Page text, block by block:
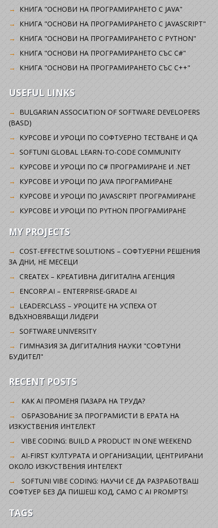
КНИГА "ОСНОВИ НА ПРОГРАМИРАНЕТО С JAVA"
КНИГА "ОСНОВИ НА ПРОГРАМИРАНЕТО С JAVASCRIPT"
КНИГА "ОСНОВИ НА ПРОГРАМИРАНЕТО С PYTHON"
КНИГА "ОСНОВИ НА ПРОГРАМИРАНЕТО СЪС C#"
КНИГА "ОСНОВИ НА ПРОГРАМИРАНЕТО СЪС C++"
USEFUL LINKS
BULGARIAN ASSOCIATION OF SOFTWARE DEVELOPERS
(BASD)
KУРСОВЕ И УРОЦИ ПО СОФТУЕРНО ТЕСТВАНЕ И QA
SOFTUNI GLOBAL LEARN-TO-CODE COMMUNITY
КУРСОВЕ И УРОЦИ ПО C# ПРОГРАМИРАНЕ И .NET
КУРСОВЕ И УРОЦИ ПО JAVA ПРОГРАМИРАНЕ
КУРСОВЕ И УРОЦИ ПО JAVASCRIPT ПРОГРАМИРАНЕ
КУРСОВЕ И УРОЦИ ПО PYTHON ПРОГРАМИРАНЕ
MY PROJECTS
COST-EFFECTIVE SOLUTIONS – СОФТУЕРНИ РЕШЕНИЯ
ЗА ДНИ, НЕ МЕСЕЦИ
CREATEX – КРЕАТИВНА ДИГИТАЛНА АГЕНЦИЯ
ENCORP.AI – ENTERPRISE-GRADE AI
LEADERCLASS – УРОЦИТЕ НА УСПЕХА ОТ
ВДЪХНОВЯВАЩИ ЛИДЕРИ
SOFTWARE UNIVERSITY
ГИМНАЗИЯ ЗА ДИГИТАЛНИЯ НАУКИ "СОФТУНИ
БУДИТЕЛ"
RECENT POSTS
КАК AI ПРОМЕНЯ ПАЗАРА НА ТРУДА?
ОБРАЗОВАНИЕ ЗА ПРОГРАМИСТИ В ЕРАТА НА
ИЗКУСТВЕНИЯ ИНТЕЛЕКТ
VIBE CODING: BUILD A PRODUCT IN ONE WEEKEND
AI-FIRST КУЛТУРАТА И ОРГАНИЗАЦИИ, ЦЕНТРИРАНИ
ОКОЛО ИЗКУСТВЕНИЯ ИНТЕЛЕКТ
SOFTUNI VIBE CODING: НАУЧИ СЕ ДА РАЗРАБОТВАШ
СОФТУЕР БЕЗ ДА ПИШЕШ КОД, САМО С AI PROMPTS!
TAGS